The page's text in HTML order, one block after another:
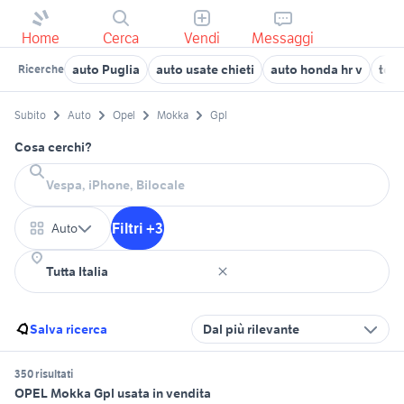
Home Cerca Vendi Messaggi
Ricerche auto Puglia auto usate chieti auto honda hr v
Subito Auto Opel Mokka Gpl
Cosa cerchi?
Auto Filtri +3
Salva ricerca Dal più rilevante
350 risultati
OPEL Mokka Gpl usata in vendita